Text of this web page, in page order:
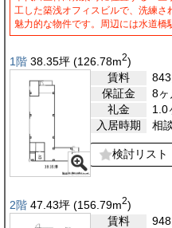
工した築浅オフィスビルで、洗練
魅力的な物件です。周辺には水道
1階 38.35坪 (126.78m2)
賃料
保証金
8ヶ
礼金
1.0
入居時期
相
検討リスト
2階 47.43坪 (156.79m2)
賃料